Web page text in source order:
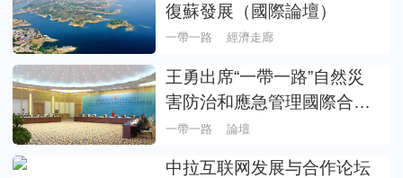
復蘇發展（國際論壇）
一帶一路 經濟走廊
王勇出席“一帶一路”自然災
害防治和應急管理國際合作
部長論壇
一帶一路 論壇
中拉互联网发展与合作论坛